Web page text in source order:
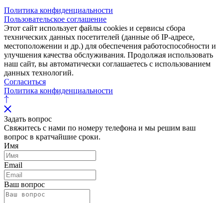
Политика конфиденциальности
Пользовательское соглашение
Этот сайт использует файлы cookies и сервисы сбора
технических данных посетителей (данные об IP-адресе,
местоположении и др.) для обеспечения работоспособности и
улучшения качества обслуживания. Продолжая использовать
наш сайт, вы автоматически соглашаетесь с использованием
данных технологий.
Согласиться
Политика конфиденциальности
Задать вопрос
Свяжитесь с нами по номеру телефона и мы решим ваш
вопрос в кратчайшие сроки.
Имя
Email
Ваш вопрос